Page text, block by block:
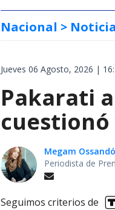
Nacional > Noticia
Jueves 06 Agosto, 2026 |
Pakarati
cuestionó
Megam
Periodista de
Seguimos criterios de